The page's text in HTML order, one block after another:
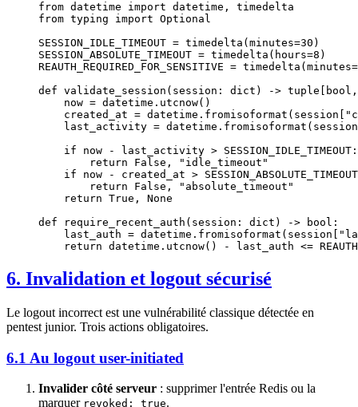
from datetime import datetime, timedelta
from typing import Optional
SESSION_IDLE_TIMEOUT = timedelta( minutes=30 )
SESSION_ABSOLUTE_TIMEOUT = timedelta( hours=8 )
REAUTH_REQUIRED_FOR_SENSITIVE = timedelta( minutes=
def validate_session (session: dict ) -> tuple[ bool
    now
= datetime.utcnow()
    created_at
= datetime.fromisoformat(session[
    last_activity
=
    if
now - last_activity > SESSION_IDLE_TIMEOUT :
        return
False ,
"idle_timeout"
    if
now - created_at > SESSION_ABSOLUTE_TIMEOUT
        return
False ,
"absolute_timeout"
    return
True , None
def require_recent_auth (session: dict ) -> bool :
    last_auth
= datetime.fromisoformat(session[
    return
datetime.utcnow() - last_auth <=
6. Invalidation et logout sécurisé
Le logout incorrect est une vulnérabilité classique détectée en
pentest junior. Trois actions obligatoires.
6.1 Au logout user-initiated
Invalider côté serveur : supprimer l'entrée Redis ou la
marquer revoked: true.